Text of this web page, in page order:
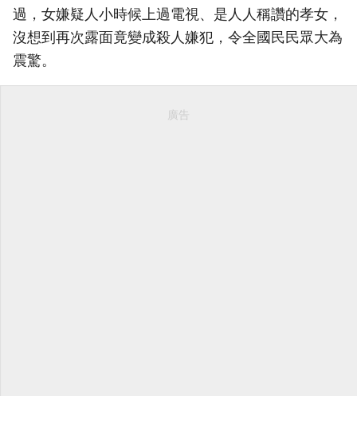
過，女嫌疑人小時候上過電視、是人人稱讚的孝女，
沒想到再次露面竟變成殺人嫌犯，令全國民民眾大為
震驚。
廣告